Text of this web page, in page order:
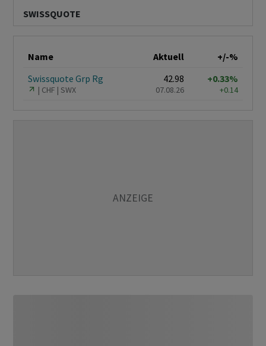
SWISSQUOTE
Name Aktuell
+/-%
Swissquote Grp Rg
CHF SWX
42.98
07.08.26
+0.33%
+0.14